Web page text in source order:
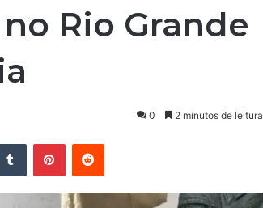
Rio Grande
0 2 minutos de leitura
Tumblr PinterestReddit